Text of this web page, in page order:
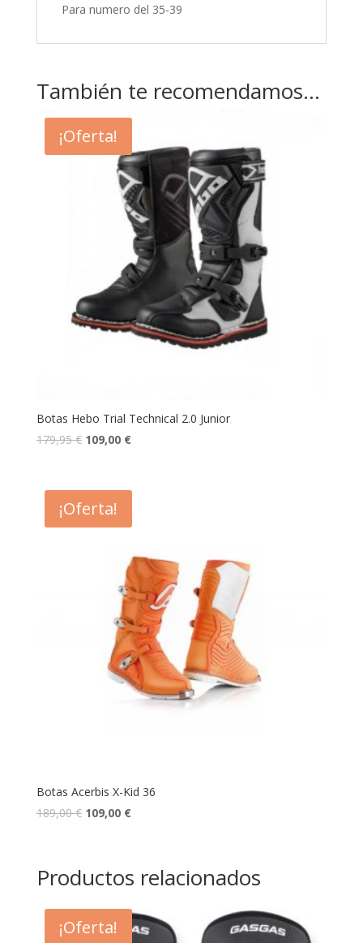
Para numero del 35-39
También te recomendamos…
¡Oferta!
Botas Hebo Trial Technical 2.0 Junior
179,95€ 109,00 €
¡Oferta!
Botas Acerbis X-Kid 36
189,00€ 109,00 €
Productos relacionados
¡Oferta!